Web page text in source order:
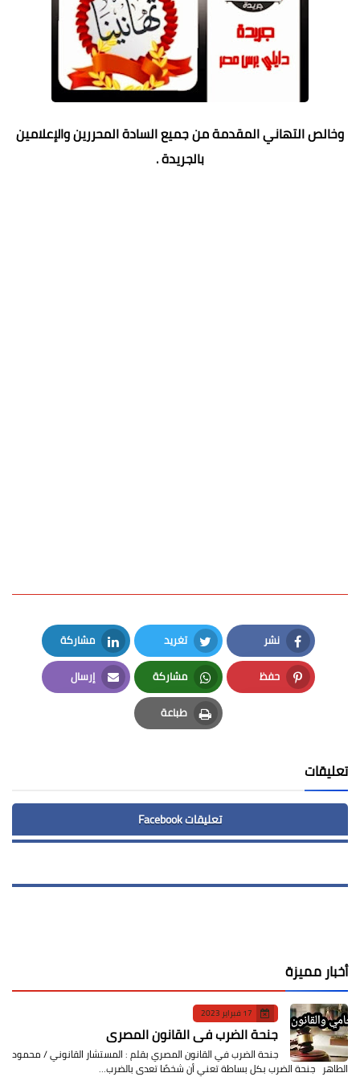
وخالص التهاني المقدمة من جميع السادة المحررين والإعلامين
بالجريدة .
نشر
Facebook
تغريد
Twitter
مشاركة
LinkedIn
حفظ
Pinterest
مشاركة
Whatsapp
إرسال
Email
طباعة
Print
تعليقات
تعليقات Facebook
أخبار مميزة
17 فبراير 2023
جنحة الضرب في القانون المصري
جنحة الضرب في القانون المصري بقلم : المستشار القانوني / محمود
الطاهر جنحة الضرب بكل بساطة تعني أن شخصًا تعدى بالضرب…